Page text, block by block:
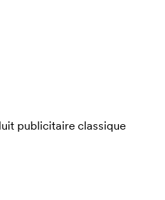
publicitaire classique